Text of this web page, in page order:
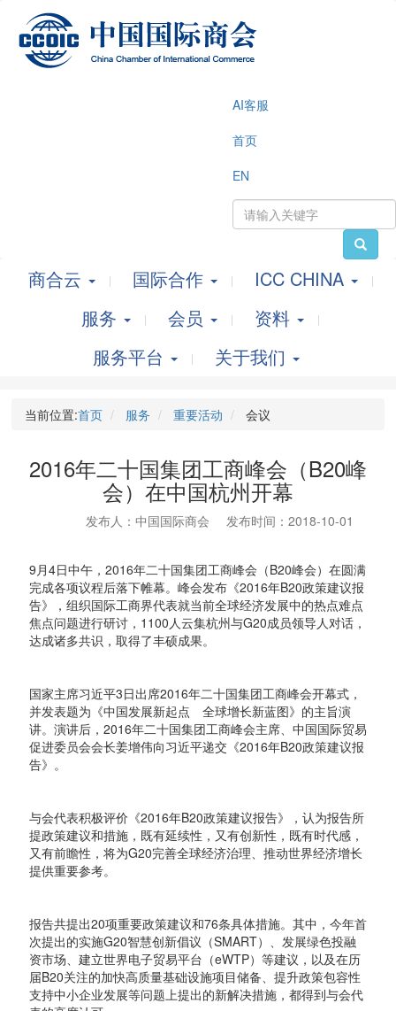
AI客服
首页
EN
商合云 国际合作
ICC CHINA
服务
会员
资料
服务平台
关于我们
当前位置:首页 服务 重要活动 会议
2016年二十国集团工商峰会（B20峰
会）在中国杭州开幕
发布人：中国国际商会 发布时间：2018-10-01
9月4日中午，2016年二十国集团工商峰会（B20峰会）在圆满
完成各项议程后落下帷幕。峰会发布《2016年B20政策建议报
告》，组织国际工商界代表就当前全球经济发展中的热点难点
焦点问题进行研讨，1100人云集杭州与G20成员领导人对话，
达成诸多共识，取得了丰硕成果。
国家主席习近平3日出席2016年二十国集团工商峰会开幕式，
并发表题为《中国发展新起点 全球增长新蓝图》的主旨演
讲。演讲后，2016年二十国集团工商峰会主席、中国国际贸易
促进委员会会长姜增伟向习近平递交《2016年B20政策建议报
告》。
与会代表积极评价《2016年B20政策建议报告》，认为报告所
提政策建议和措施，既有延续性，又有创新性，既有时代感，
又有前瞻性，将为G20完善全球经济治理、推动世界经济增长
提供重要参考。
报告共提出20项重要政策建议和76条具体措施。其中，今年首
次提出的实施G20智慧创新倡议（SMART）、发展绿色投融
资市场、建立世界电子贸易平台（eWTP）等建议，以及在历
届B20关注的加快高质量基础设施项目储备、提升政策包容性
支持中小企业发展等问题上提出的新解决措施，都得到与会代